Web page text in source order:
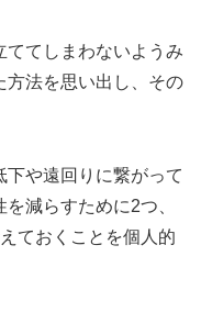
てしまわないようみ
方法を思い出し、その
下や遠回りに繋がって
減らすために2つ、
ておくことを個人的